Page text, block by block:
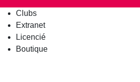
Clubs
Extranet
Licencié
Boutique